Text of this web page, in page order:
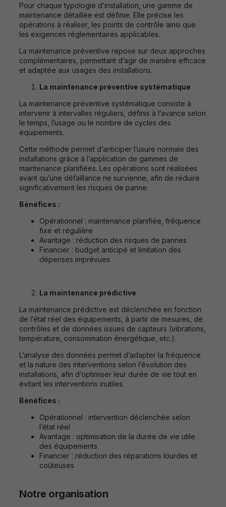
Pour chaque typologie d’installation, une gamme de
maintenance détaillée est définie. Elle précise les
opérations à réaliser, les points de contrôle ainsi que
les exigences réglementaires applicables.
La maintenance préventive repose sur deux approches
complémentaires, permettant d’agir de manière efficace
et adaptée aux usages des installations.
La maintenance préventive systématique
La maintenance préventive systématique consiste à
intervenir à intervalles réguliers, définis à l’avance selon
le temps, l’usage ou le nombre de cycles des
équipements.
Cette méthode permet d’anticiper l’usure normale des
installations grâce à l’application de gammes de
maintenance planifiées. Les opérations sont réalisées
avant qu’une défaillance ne survienne, afin de réduire
significativement les risques de panne.
Bénéfices :
Opérationnel : maintenance planifiée, fréquence
fixe et régulière
Avantage : réduction des risques de pannes
Financier : budget anticipé et limitation des
dépenses imprévues
La maintenance prédictive
La maintenance prédictive est déclenchée en fonction
de l’état réel des équipements, à partir de mesures, de
contrôles et de données issues de capteurs (vibrations,
température, consommation énergétique, etc.).
L’analyse des données permet d’adapter la fréquence
et la nature des interventions selon l’évolution des
installations, afin d’optimiser leur durée de vie tout en
évitant les interventions inutiles.
Bénéfices :
Opérationnel : intervention déclenchée selon
l’état réel
Avantage : optimisation de la durée de vie utile
des équipements
Financier : réduction des réparations lourdes et
coûteuses
Notre organisation